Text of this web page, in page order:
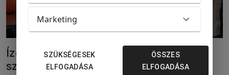
Ízelítő a Csallóköz hetilap 44.
számából…
Marketing
SZÜKSÉGESEK
ELFOGADÁSA
ÖSSZES
ELFOGADÁSA